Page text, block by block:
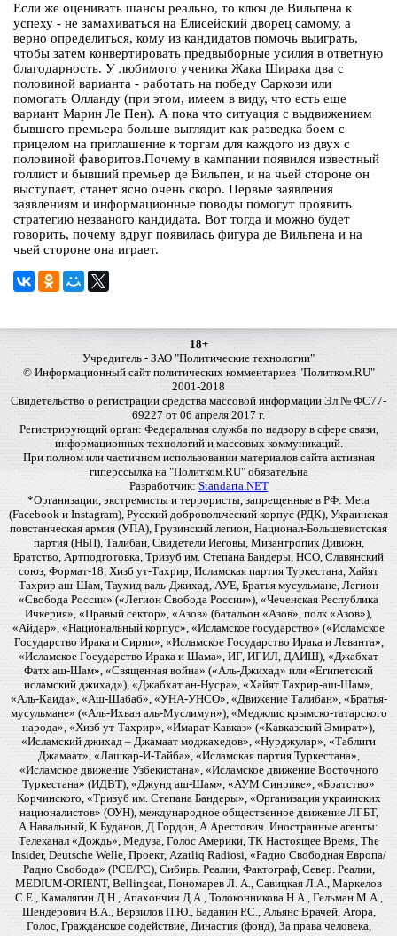
Если же оценивать шансы реально, то ключ де Вильпена к
успеху - не замахиваться на Елисейский дворец самому, а
верно определиться, кому из кандидатов помочь выиграть,
чтобы затем конвертировать предвыборные усилия в ответную
благодарность. У любимого ученика Жака Ширака два с
половиной варианта - работать на победу Саркози или
помогать Олланду (при этом, имеем в виду, что есть еще
вариант Марин Ле Пен). А пока что ситуация с выдвижением
бывшего премьера больше выглядит как разведка боем с
прицелом на приглашение к торгам для каждого из двух с
половиной фаворитов.Почему в кампании появился известный
голлист и бывший премьер де Вильпен, и на чьей стороне он
выступает, станет ясно очень скоро. Первые заявления
заявлениям и информационные поводы помогут проявить
стратегию незваного кандидата. Вот тогда и можно будет
говорить, почему вдруг появилась фигура де Вильпена и на
чьей стороне она играет.
18+
Учредитель - ЗАО "Политические технологии"
© Информационный сайт политических комментариев "Политком.RU"
2001-2018
Свидетельство о регистрации средства массовой информации Эл № ФС77-
69227 от 06 апреля 2017 г.
Регистрирующий орган: Федеральная служба по надзору в сфере связи,
информационных технологий и массовых коммуникаций.
При полном или частичном использовании материалов сайта активная
гиперссылка на "Политком.RU" обязательна
Разработчик: Standarta.NET
*Организации, экстремисты и террористы, запрещенные в РФ: Meta
(Facebook и Instagram), Русский добровольческий корпус (РДК), Украинская
повстанческая армия (УПА), Грузинский легион, Национал-Большевистская
партия (НБП), Талибан, Свидетели Иеговы, Мизантропик Дивижн,
Братство, Артподготовка, Тризуб им. Степана Бандеры, НСО, Славянский
союз, Формат-18, Хизб ут-Тахрир, Исламская партия Туркестана, Хайят
Тахрир аш-Шам, Таухид валь-Джихад, АУЕ, Братья мусульмане, Легион
«Свобода России» («Легион Свобода России»), «Чеченская Республика
Ичкерия», «Правый сектор», «Азов» (батальон «Азов», полк «Азов»),
«Айдар», «Национальный корпус», «Исламское государство» («Исламское
Государство Ирака и Сирии», «Исламское Государство Ирака и Леванта»,
«Исламское Государство Ирака и Шама», ИГ, ИГИЛ, ДАИШ), «Джабхат
Фатх аш-Шам», «Священная война» («Аль-Джихад» или «Египетский
исламский джихад»), «Джабхат ан-Нусра», «Хайят Тахрир-аш-Шам»,
«Аль-Каида», «Аш-Шабаб», «УНА-УНСО», «Движение Талибан», «Братья-
мусульмане» («Аль-Ихван аль-Муслимун»), «Меджлис крымско-татарского
народа», «Хизб ут-Тахрир», «Имарат Кавказ» («Кавказский Эмират»),
«Исламский джихад – Джамаат моджахедов», «Нурджулар», «Таблиги
Джамаат», «Лашкар-И-Тайба», «Исламская партия Туркестана»,
«Исламское движение Узбекистана», «Исламское движение Восточного
Туркестана» (ИДВТ), «Джунд аш-Шам», «АУМ Синрике», «Братство»
Корчинского, «Тризуб им. Степана Бандеры», «Организация украинских
националистов» (ОУН), международное общественное движение ЛГБТ,
А.Навальный, К.Буданов, Д.Гордон, А.Арестович. Иностранные агенты:
Телеканал «Дождь», Медуза, Голос Америки, ТК Настоящее Время, The
Insider, Deutsche Welle, Проект, Azatliq Radiosi, «Радио Свободная Европа/
Радио Свобода» (PCE/PC), Сибирь. Реалии, Фактограф, Север. Реалии,
MEDIUM-ORIENT, Bellingcat, Пономарев Л. А., Савицкая Л.А., Маркелов
С.Е., Камалягин Д.Н., Апахончич Д.А., Толоконникова Н.А., Гельман М.А.,
Шендерович В.А., Верзилов П.Ю., Баданин Р.С., Альянс Врачей, Агора,
Голос, Гражданское содействие, Династия (фонд), За права человека,